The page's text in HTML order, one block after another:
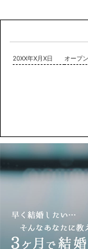
20XX年X月X日 オープ